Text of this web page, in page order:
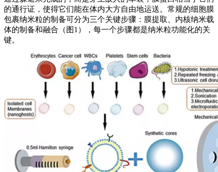
的通行证，使得它们能在体内大方自由地运送。常规的细胞膜
包裹纳米粒的制备可分为三个关键步骤：膜提取、内核纳米载
体的制备和融合（图1），每一个步骤都是纳米粒功能化的关
键。